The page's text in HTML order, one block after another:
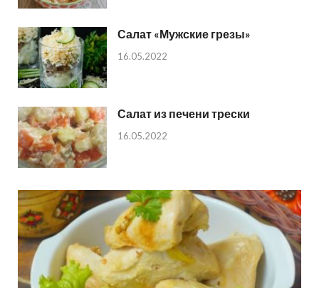
Салат «Мужские грезы»
16.05.2022
Салат из печени трески
16.05.2022